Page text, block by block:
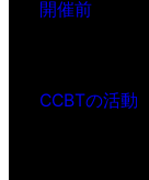
開催前
CCBTの活動